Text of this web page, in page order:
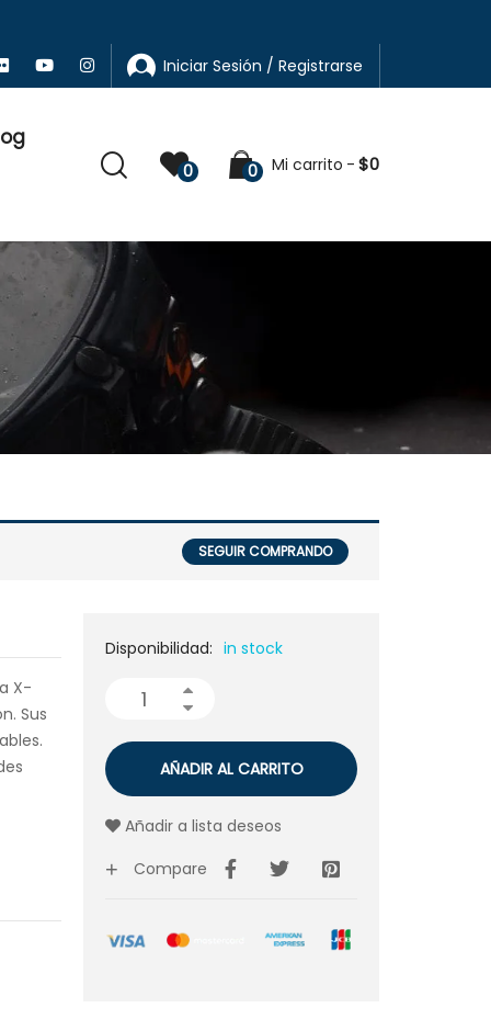
Iniciar Sesión / Registrarse
0 0 Mi carrito $0
SEGUIR COMPRANDO
X-
Sus
Disponibilidad: in stock
AÑADIR AL CARRITO
Añadir a lista deseos
Compare